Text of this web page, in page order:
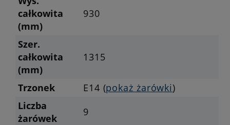
całkowita
(mm)
930
Szer.
całkowita
(mm)
1315
Trzonek E14 (pokaż żarówki)
Liczba
żarówek
9